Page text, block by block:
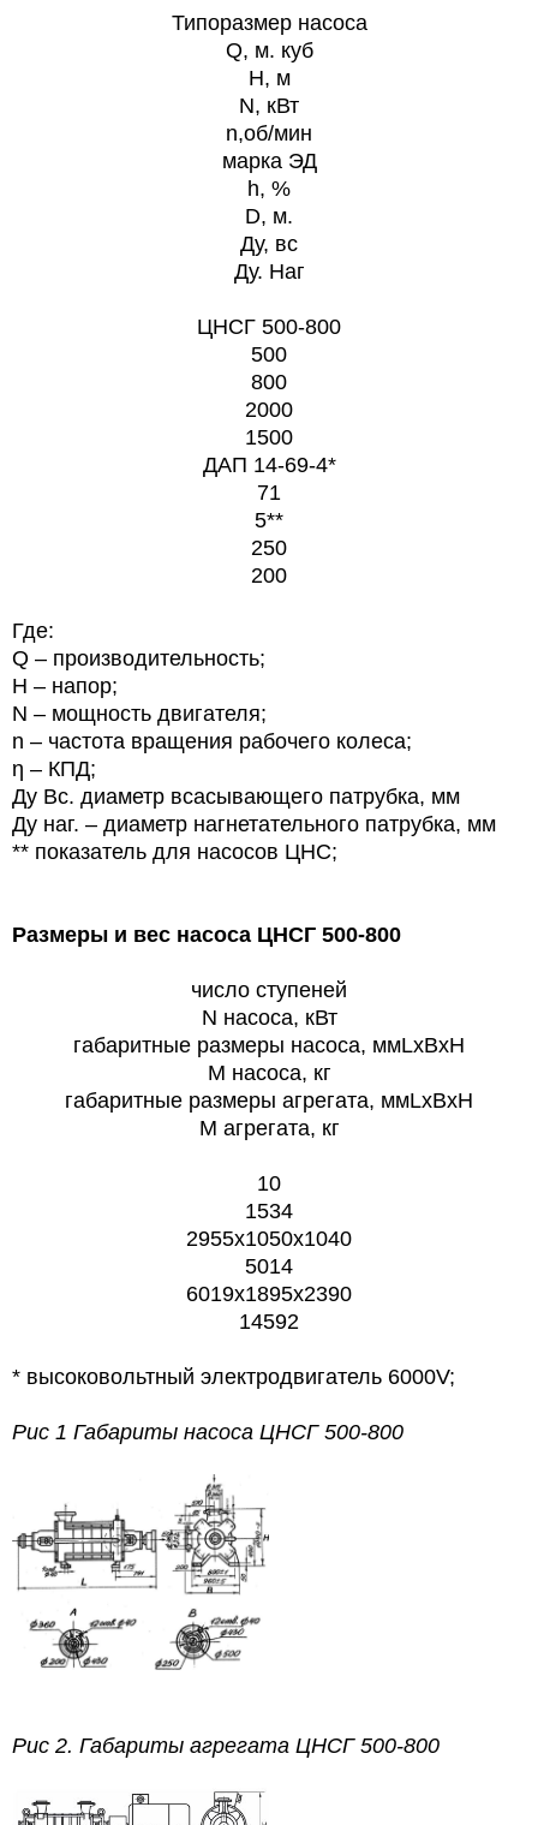
Типоразмер насоса
Q, м. куб
H, м
N, кВт
n,об/мин
марка ЭД
h, %
D, м.
Ду, вс
Ду. Наг
ЦНСГ 500-800
500
800
2000
1500
ДАП 14-69-4*
71
5**
250
200
Где:
Q – производительность;
Н – напор;
N – мощность двигателя;
n – частота вращения рабочего колеса;
η – КПД;
Ду Вс. диаметр всасывающего патрубка, мм
Ду наг. – диаметр нагнетательного патрубка, мм
** показатель для насосов ЦНС;
Размеры и вес насоса ЦНСГ 500-800
число ступеней
N насоса, кВт
габаритные размеры насоса, ммLxBxH
М насоса, кг
габаритные размеры агрегата, ммLxBxH
M агрегата, кг
10
1534
2955х1050х1040
5014
6019х1895х2390
14592
* высоковольтный электродвигатель 6000V;
Рис 1 Габариты насоса ЦНСГ 500-800
Рис 2. Габариты агрегата ЦНСГ 500-800